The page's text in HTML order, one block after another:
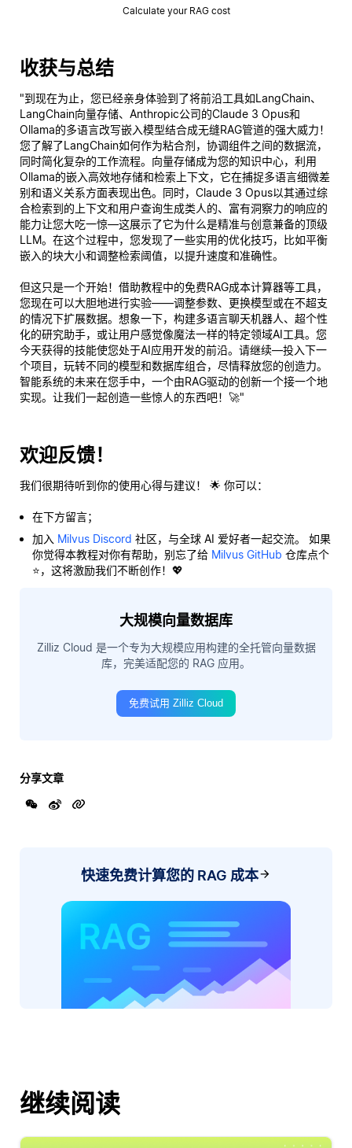
Calculate your RAG cost
收获与总结
"到现在为止，您已经亲身体验到了将前沿工具如LangChain、
LangChain向量存储、Anthropic公司的Claude 3 Opus和
Ollama的多语言改写嵌入模型结合成无缝RAG管道的强大威力！
您了解了LangChain如何作为粘合剂，协调组件之间的数据流，
同时简化复杂的工作流程。向量存储成为您的知识中心，利用
Ollama的嵌入高效地存储和检索上下文，它在捕捉多语言细微差
别和语义关系方面表现出色。同时，Claude 3 Opus以其通过综
合检索到的上下文和用户查询生成类人的、富有洞察力的响应的
能力让您大吃一惊—这展示了它为什么是精准与创意兼备的顶级
LLM。在这个过程中，您发现了一些实用的优化技巧，比如平衡
嵌入的块大小和调整检索阈值，以提升速度和准确性。
但这只是一个开始！借助教程中的免费RAG成本计算器等工具，
您现在可以大胆地进行实验——调整参数、更换模型或在不超支
的情况下扩展数据。想象一下，构建多语言聊天机器人、超个性
化的研究助手，或让用户感觉像魔法一样的特定领域AI工具。您
今天获得的技能使您处于AI应用开发的前沿。请继续—投入下一
个项目，玩转不同的模型和数据库组合，尽情释放您的创造力。
智能系统的未来在您手中，一个由RAG驱动的创新一个接一个地
实现。让我们一起创造一些惊人的东西吧！🚀"
欢迎反馈！
我们很期待听到你的使用心得与建议！ 🌟 你可以：
在下方留言；
加入 Milvus Discord 社区，与全球 AI 爱好者一起交流。 如果
你觉得本教程对你有帮助，别忘了给 Milvus GitHub 仓库点个
⭐，这将激励我们不断创作！💖
大规模向量数据库
Zilliz Cloud 是一个专为大规模应用构建的全托管向量数据
库，完美适配您的 RAG 应用。
免费试用 Zilliz Cloud
分享文章
快速免费计算您的 RAG 成本
继续阅读